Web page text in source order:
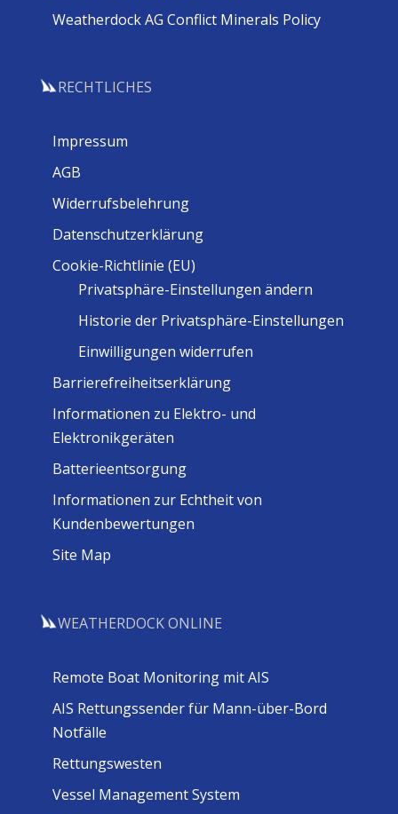
Weatherdock AG Conflict Minerals Policy
RECHTLICHES
Impressum
AGB
Widerrufsbelehrung
Datenschutzerklärung
Cookie-Richtlinie (EU)
Privatsphäre-Einstellungen ändern
Historie der Privatsphäre-Einstellungen
Einwilligungen widerrufen
Barrierefreiheitserklärung
Informationen zu Elektro- und
Elektronikgeräten
Batterieentsorgung
Informationen zur Echtheit von
Kundenbewertungen
Site Map
WEATHERDOCK ONLINE
Remote Boat Monitoring mit AIS
AIS Rettungssender für Mann-über-Bord
Notfälle
Rettungswesten
Vessel Management System